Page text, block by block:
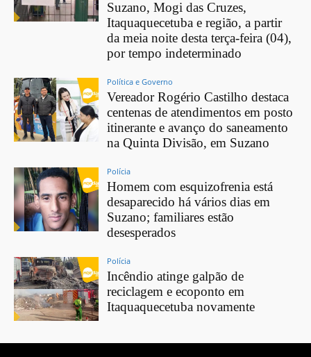
Suzano, Mogi das Cruzes,
Itaquaquecetuba e região, a partir
da meia noite desta terça-feira (04),
por tempo indeterminado
Política e Governo
Vereador Rogério Castilho destaca
centenas de atendimentos em posto
itinerante e avanço do saneamento
na Quinta Divisão, em Suzano
Polícia
Homem com esquizofrenia está
desaparecido há vários dias em
Suzano; familiares estão
desesperados
Polícia
Incêndio atinge galpão de
reciclagem e ecoponto em
Itaquaquecetuba novamente